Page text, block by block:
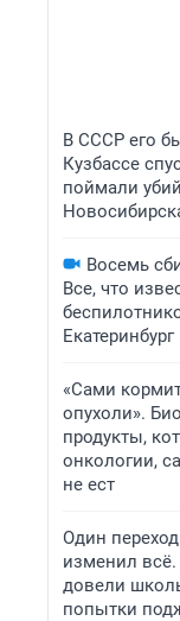
В СССР его
Кузбассе
поймали
Восемь
Все, что
Екатеринбург
«Сами
опухоли».
продукты,
онкологии,
не ест
Один
изменил
довели
попытки